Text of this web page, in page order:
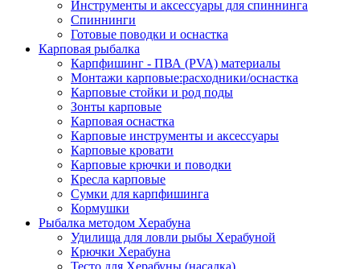
Инструменты и аксессуары для спиннинга
Спиннинги
Готовые поводки и оснастка
Карповая рыбалка
Карпфишинг - ПВА (PVA) материалы
Монтажи карповые:расходники/оснастка
Карповые стойки и род поды
Зонты карповые
Карповая оснастка
Карповые инструменты и аксессуары
Карповые кровати
Карповые крючки и поводки
Кресла карповые
Сумки для карпфишинга
Кормушки
Рыбалка методом Херабуна
Удилища для ловли рыбы Херабуной
Крючки Херабуна
Тесто для Херабуны (насадка)